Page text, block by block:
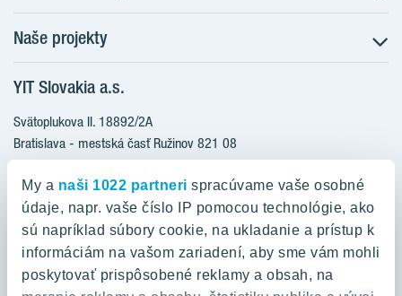
My a naši 1022 partneri spracúvame vaše osobné
údaje, napr. vaše číslo IP pomocou technológie, ako
sú napríklad súbory cookie, na ukladanie a prístup k
informáciám na vašom zariadení, aby sme vám mohli
poskytovať prispôsobené reklamy a obsah, na
O nás
Prečo bývať s nami
Udržateľnosť máme v DNA
Starostlivosť o zákazníkov
Financovanie
Služba Starý za nový
Služba zariadenia bytu
Novinky a médiá
Kariéra
Naše projekty
Družstevné bývanie
NUPPU
ZWIRN
MLYNÁRKA
ZWIRN OFFICE
Pradiareň 1900
YIT Slovakia a.s.
Svätoplukova II. 18892/2A
Bratislava - mestská časť Ružinov 821 08
Slovakia
0800 800 474
info@yit.sk